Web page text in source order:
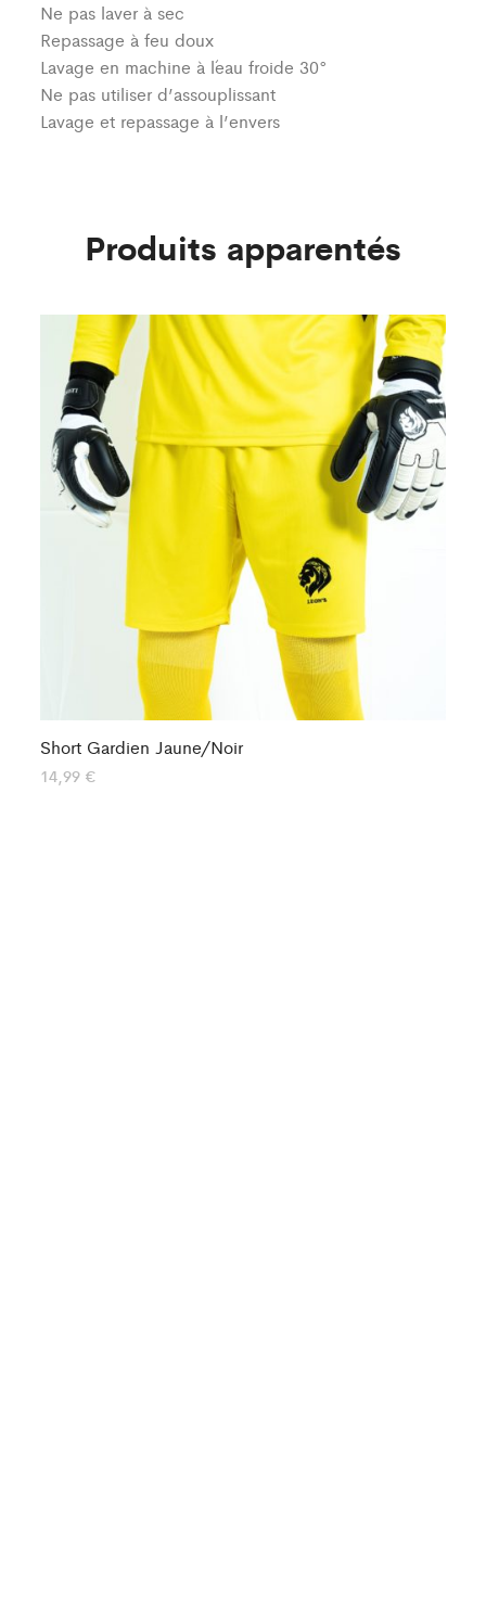
Ne pas laver à sec
Repassage à feu doux
Lavage en machine à l´eau froide 30°
Ne pas utiliser d’assouplissant
Lavage et repassage à l’envers
Produits apparentés
Short Gardien Jaune/Noir
14,99 €